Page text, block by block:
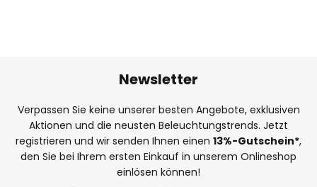
Newsletter
Verpassen Sie keine unserer besten Angebote, exklusiven
Aktionen und die neusten Beleuchtungstrends. Jetzt
registrieren und wir senden Ihnen einen 13%-Gutschein*,
den Sie bei Ihrem ersten Einkauf in unserem Onlineshop
einlösen können!